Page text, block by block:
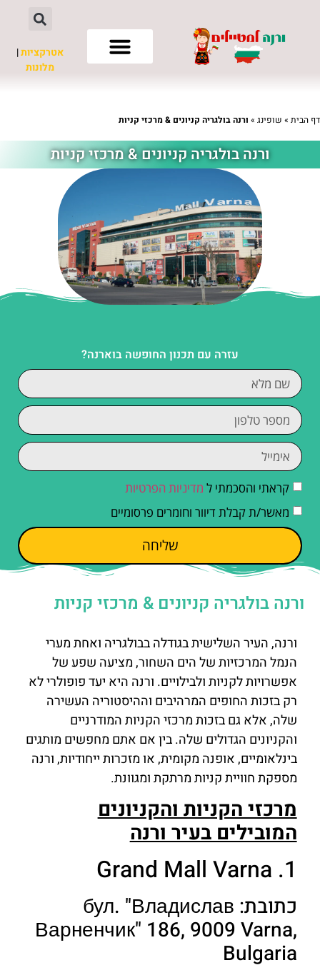
אטרקציות|
מלונות
דף הבית » שופינג » ורנה בולגריה קניונים & מרכזי קניות
ורנה בולגריה קניונים & מרכזי קניות
עזרה עם תכנון החופשה בוארנה?
קראתי והסכמתי ל מדיניות הפרטיות
מאשר/ת קבלת דיוור וחומרים פרסומיים
שליחה
ורנה בולגריה קניונים & מרכזי קניות
ורנה, העיר השלישית בגודלה בבולגריה ואחת מערי
הנמל המרכזיות של הים השחור, מציעה שפע של
אפשרויות לקניות ולבילויים. ורנה היא יעד פופולרי לא
רק בזכות החופים המרהיבים וההיסטוריה העשירה
שלה, אלא גם בזכות מרכזי הקניות המודרניים
והקניונים הגדולים שלה. בין אם אתם מחפשים מותגים
בינלאומיים, אופנה מקומית, או מזכרות ייחודיות, ורנה
מספקת חוויית קניות מרתקת ומגוונת.
מרכזי הקניות והקניונים
המובילים בעיר ורנה
1. Grand Mall Varna
כתובת: бул. "Владислав
Варненчик" 186, 9009 Varna,
Bulgaria